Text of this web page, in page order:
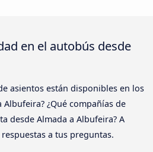
en el autobús desde
asientos están disponibles en los
¿Qué compañías de
desde Almada a Albufeira? A
a tus preguntas.